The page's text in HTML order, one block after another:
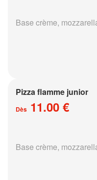
Base crème,
Pizza flamme junior
Dès 11.00 €
Base crème,